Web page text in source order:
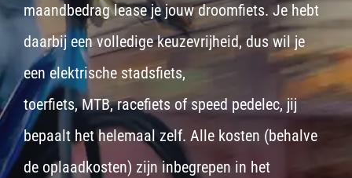
maandbedrag lease je jouw droomfiets. Je hebt
daarbij een volledige keuzevrijheid, dus wil je
eenelektrische stadsfiets,
toerfiets,MTB,racefietsof speed pedelec, jij
bepaalt het helemaal zelf. Alle kosten (behalve
de oplaadkosten) zijn inbegrepen in het